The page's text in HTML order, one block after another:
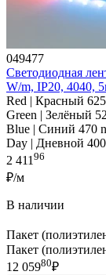
049477
Светодиодная
W/m, IP20, 4040,
Red | Красный
Green | Зелёный
Blue | Синий 470
Day | Дневной
2 41196
₽/м
В наличии
Пакет
Пакет
12 05980₽